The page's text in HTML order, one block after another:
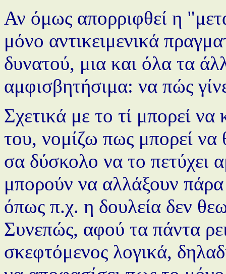
Αν όμως απορριφθεί η
μόνο αντικειμενικά
δυνατού, μια και όλα τα
αμφισβητήσιμα: να πώς
Σχετικά με το τί μπορεί
του, νομίζω πως μπορεί να
σα δύσκολο να το πετύχει
μπορούν να αλλάξουν
όπως π.χ. η δουλεία δεν
Συνεπώς, αφού τα πάντα
σκεφτόμενος λογικά,